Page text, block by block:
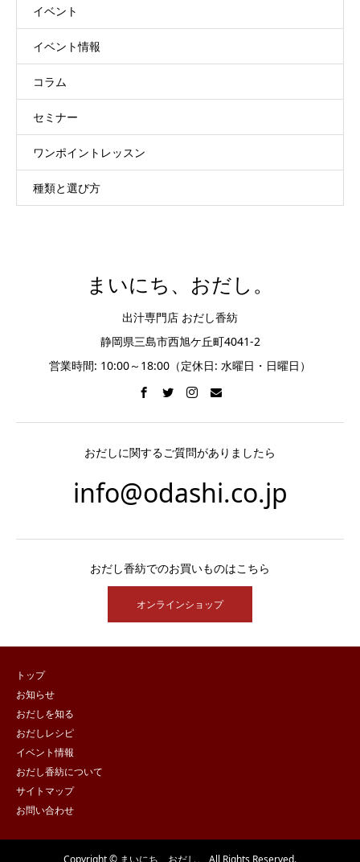
イベント
イベント情報
コラム
セミナー
ワンポイントレッスン
種類と選び方
まいにち、おだし。
出汁専門店 おだし香紡
静岡県三島市西旭ケ丘町4041-2
営業時間: 10:00～18:00（定休日: 水曜日・日曜日）
おだしに関するご質問がありましたら
info@odashi.co.jp
おだし香紡でのお買いものはこちら
オンラインショップ
トップ
お知らせ
おだしを知る
おだしレシピ
イベント情報
おだし香紡について
サイトマップ
お問い合わせ
Copyright © まいにち、おだし。 All Rights Reserved.